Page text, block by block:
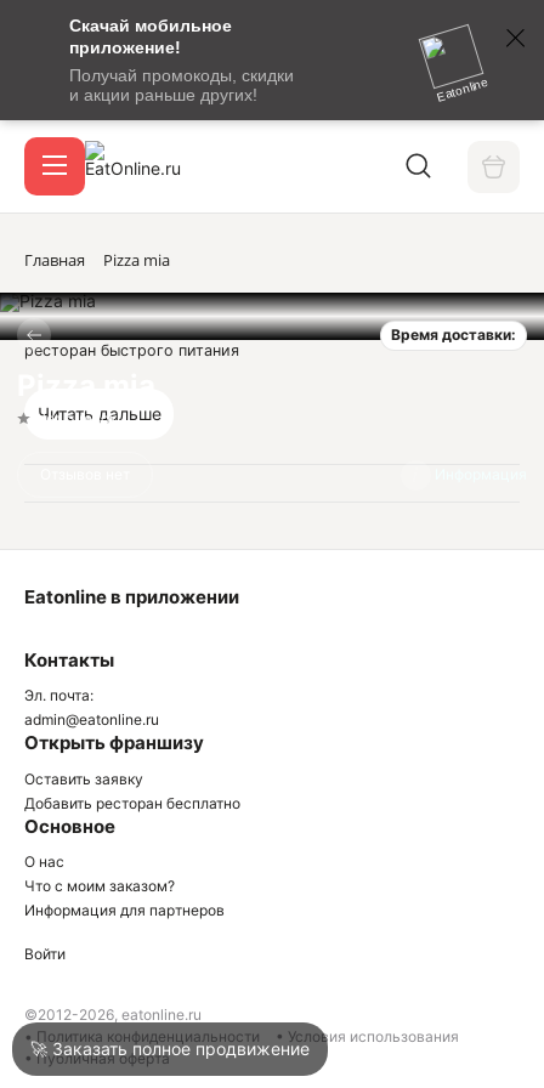
Скачай мобильное
приложение!
Получай промокоды, скидки
и акции раньше других!
Eatonline
сообщение
кодом
подтверждения
Вход / регистрация
Акции
Войти
Написать в техподдержку
Главная Pizza mia
Время доставки:
Нет оценок
ресторан быстрого питания
Читать дальше
Контакты
Эл. почта:
admin@eatonline.ru
Открыть франшизу
Оставить заявку
Добавить ресторан бесплатно
Основное
О нас
Что с моим заказом?
Информация для партнеров
Eatonline в приложении
Войти
©2012-2026, eatonline.ru
• Политика конфиденциальности
• Условия использования
• Публичная оферта
🚀 Заказать полное продвижение